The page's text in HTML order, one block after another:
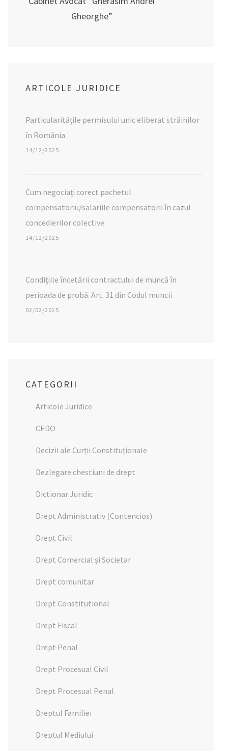
Gheorghe”
ARTICOLE JURIDICE
Particularitățile permisului unic eliberat străinilor
în România
14/12/2025
Cum negociați corect pachetul
compensatoriu/salariile compensatorii în cazul
concedierilor colective
14/12/2025
Condițiile încetării contractului de muncă în
perioada de probă. Art. 31 din Codul muncii
02/02/2025
CATEGORII
Articole Juridice
CEDO
Decizii ale Curții Constituționale
Dezlegare chestiuni de drept
Dictionar Juridic
Drept Administrativ (Contencios)
Drept Civil
Drept Comercial și Societar
Drept comunitar
Drept Constitutional
Drept Fiscal
Drept Penal
Drept Procesual Civil
Drept Procesual Penal
Dreptul Familiei
Dreptul Mediului